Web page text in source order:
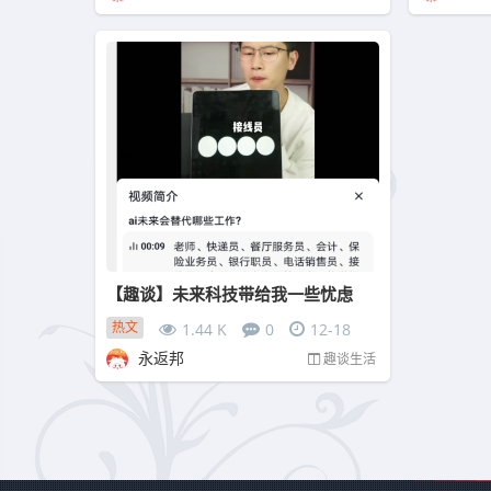
【趣谈】未来科技带给我一些忧虑
热文 1.44 K 0
12-18
永返邦
趣谈生活